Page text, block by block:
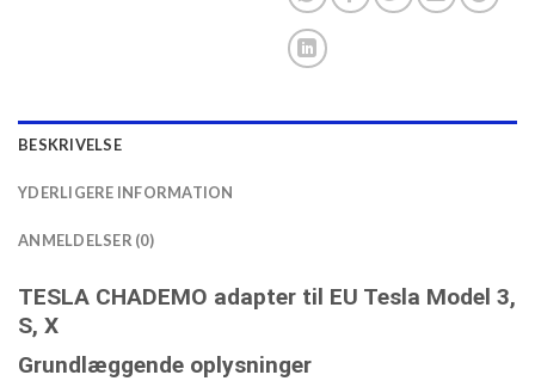
BESKRIVELSE
YDERLIGERE INFORMATION
ANMELDELSER (0)
TESLA CHADEMO adapter til EU Tesla Model 3,
S, X
Grundlæggende oplysninger